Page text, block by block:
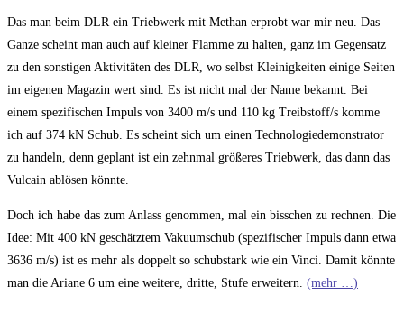
Das man beim DLR ein Triebwerk mit Methan erprobt war mir neu. Das
Ganze scheint man auch auf kleiner Flamme zu halten, ganz im Gegensatz
zu den sonstigen Aktivitäten des DLR, wo selbst Kleinigkeiten einige Seiten
im eigenen Magazin wert sind. Es ist nicht mal der Name bekannt. Bei
einem spezifischen Impuls von 3400 m/s und 110 kg Treibstoff/s komme
ich auf 374 kN Schub. Es scheint sich um einen Technologiedemonstrator
zu handeln, denn geplant ist ein zehnmal größeres Triebwerk, das dann das
Vulcain ablösen könnte.
Doch ich habe das zum Anlass genommen, mal ein bisschen zu rechnen. Die
Idee: Mit 400 kN geschätztem Vakuumschub (spezifischer Impuls dann etwa
3636 m/s) ist es mehr als doppelt so schubstark wie ein Vinci. Damit könnte
man die Ariane 6 um eine weitere, dritte, Stufe erweitern. (mehr …)